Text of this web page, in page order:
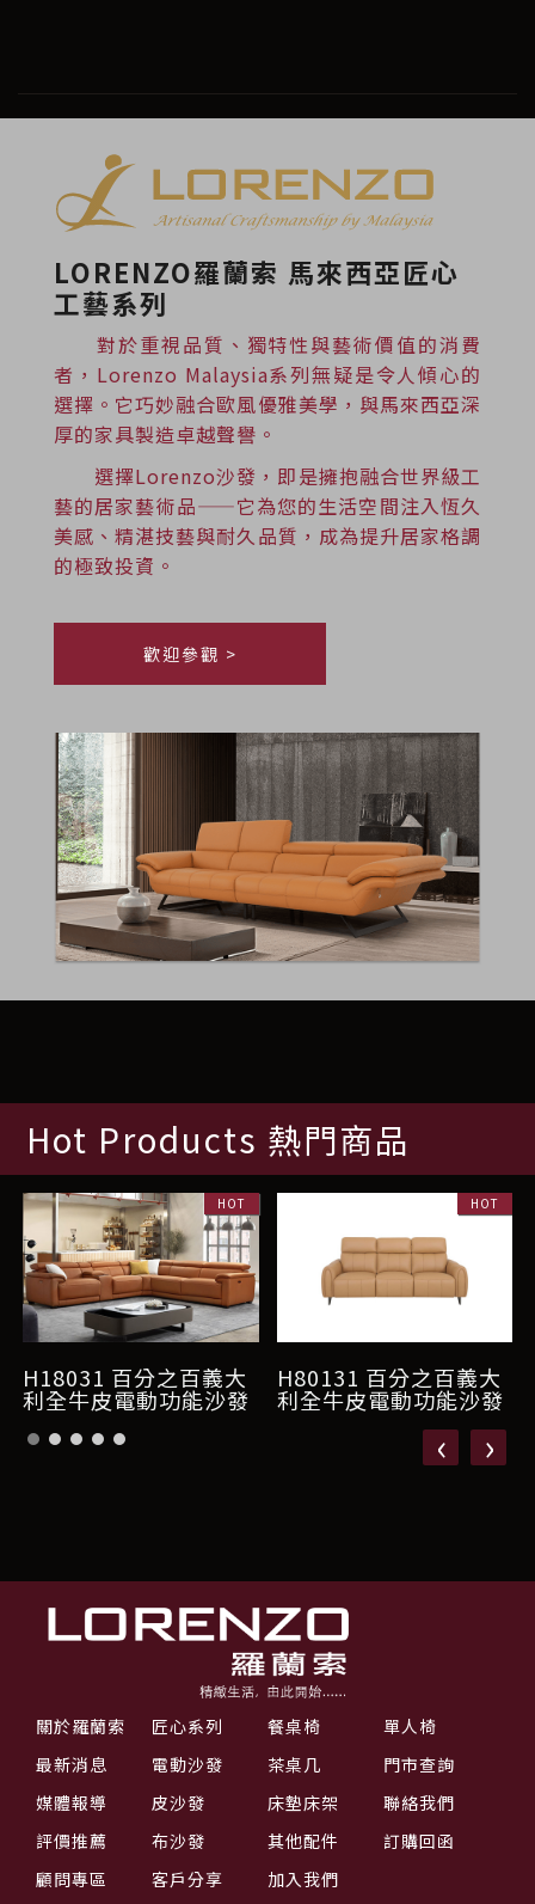
LORENZO羅蘭索 馬來西亞匠心
工藝系列
對於重視品質、獨特性與藝術價值的消費
者，Lorenzo Malaysia系列無疑是令人傾心的
選擇。它巧妙融合歐風優雅美學，與馬來西亞深
厚的家具製造卓越聲譽。
選擇Lorenzo沙發，即是擁抱融合世界級工
藝的居家藝術品——它為您的生活空間注入恆久
美感、精湛技藝與耐久品質，成為提升居家格調
的極致投資。
歡迎參觀 >
Hot Products 熱門商品
H18031 百分之百義大
利全牛皮電動功能沙發
H80131 百分之百義大
利全牛皮電動功能沙發
‹ ›
關於羅蘭索 匠心系列 餐桌椅
單人椅
最新消息
電動沙發 茶桌几
門市查詢
媒體報導
皮沙發 床墊床架
聯絡我們
評價推薦
布沙發 其他配件
訂購回函
顧問專區
客戶分享 加入我們